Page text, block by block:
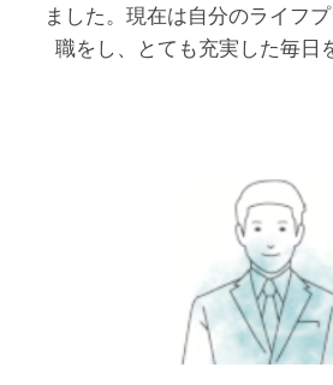
ました。現在は自分のライフ
職をし、とても充実した毎日